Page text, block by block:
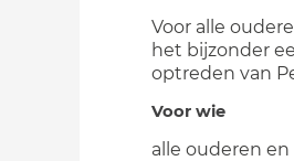
Voor alle
het bijzonder
optreden van
Voor wie
alle ouderen